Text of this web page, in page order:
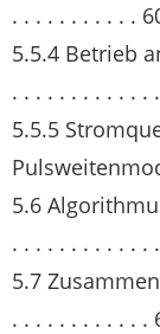
. . . . . . . . . . .
5.5.4 Betrieb
. . . . . . . . . . . .
5.5.5
5.6
. . . . . . . . . . . .
5.7
. . . . . . . . . . . .